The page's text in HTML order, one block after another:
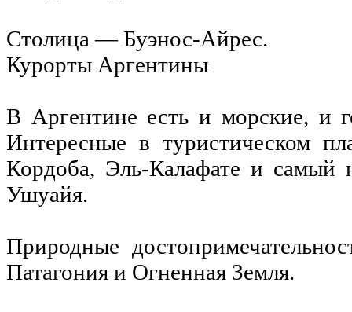
Столица — Буэнос-Айрес.
Курорты Аргентины
В Аргентине есть и морские, и
Интересные в туристическом
Кордоба, Эль-Калафате и
Ушуайя.
Природные
Патагония и Огненная Земля.